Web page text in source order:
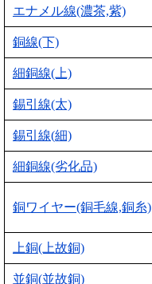
エナメル線(濃茶,紫)
銅線(下)
細銅線(上)
錫引線(太)
錫引線(細)
細銅線(劣化品)
銅ワイヤー(銅毛線,銅糸)
上銅(上故銅)
並銅(並故銅)